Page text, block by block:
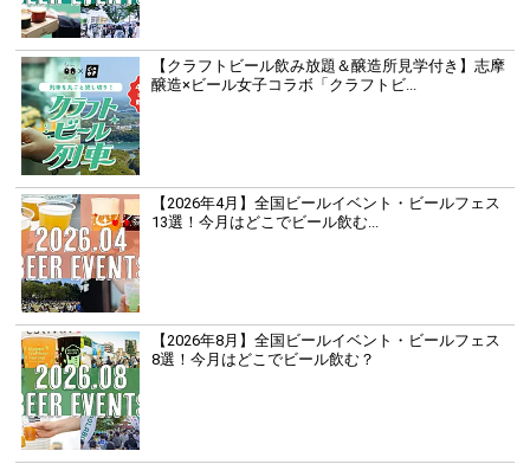
【クラフトビール飲み放題＆醸造所見学付き】志摩
醸造×ビール女子コラボ「クラフトビ...
【2026年4月】全国ビールイベント・ビールフェス
13選！今月はどこでビール飲む...
【2026年8月】全国ビールイベント・ビールフェス
8選！今月はどこでビール飲む？